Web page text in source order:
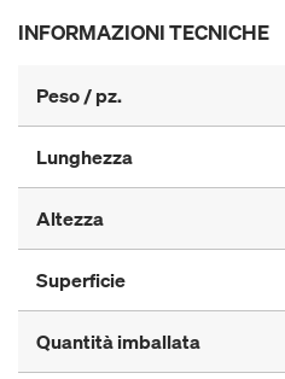
INFORMAZIONI TECNICHE
Peso / pz.
Lunghezza
Altezza
Superficie
Quantità imballata